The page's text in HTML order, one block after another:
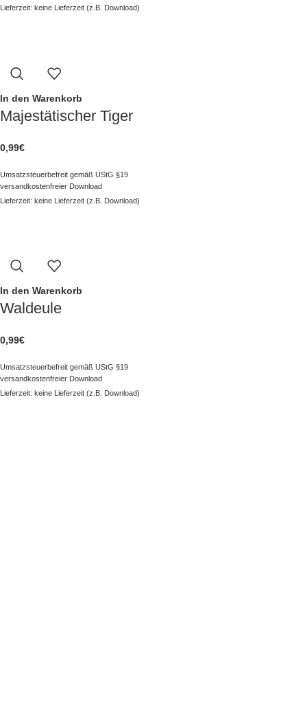
Lieferzeit: keine Lieferzeit (z.B. Download)
In den Warenkorb
Majestätischer Tiger
0,99€
Umsatzsteuerbefreit gemäß UStG §19
versandkostenfreier Download
Lieferzeit: keine Lieferzeit (z.B. Download)
In den Warenkorb
Waldeule
0,99€
Umsatzsteuerbefreit gemäß UStG §19
versandkostenfreier Download
Lieferzeit: keine Lieferzeit (z.B. Download)